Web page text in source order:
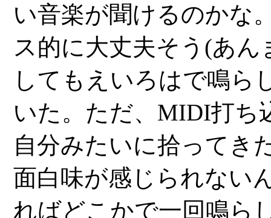
い音楽が聞けるのかな
ス的に大丈夫そう(あ
してもえいろはで鳴ら
いた。ただ、MIDI打ち
自分みたいに拾ってき
面白味が感じられない
ればどこかで一回鳴ら